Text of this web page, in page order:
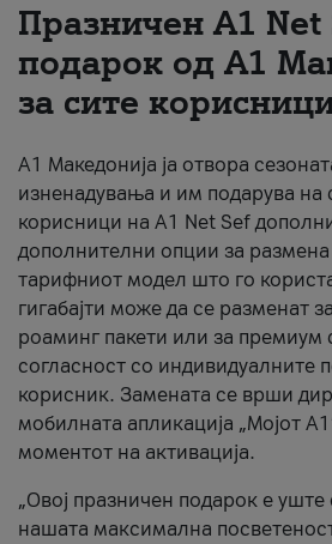
За нас
#ПодобарОнлајн
Празничен A1 Net
подарок од А1
за сите
А1 Македонија ја отвора
изненадувања и им подарува на
корисници на A1 Net Sef
дополнителни опции за размена
тарифниот модел што го
гигабајти може да се разменат
роаминг пакети или за премиум
согласност со индивидуалните
корисник. Замената се врши
мобилната апликација „Мојот
моментот на активација.
„Овој празничен подарок е уште
нашата максимална